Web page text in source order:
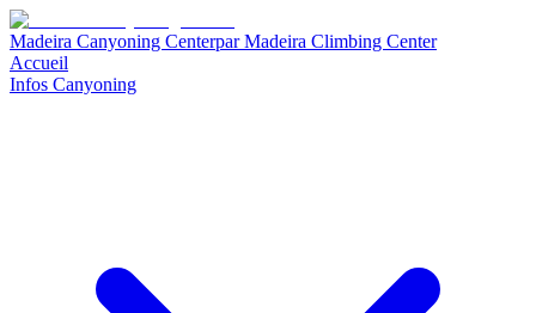
Madeira Canyoning CenterparMadeira Climbing Center
Accueil
Infos Canyoning